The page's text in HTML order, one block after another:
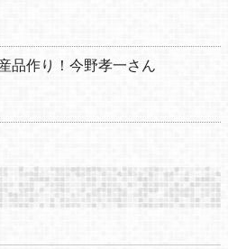
品作り！今野孝一さん